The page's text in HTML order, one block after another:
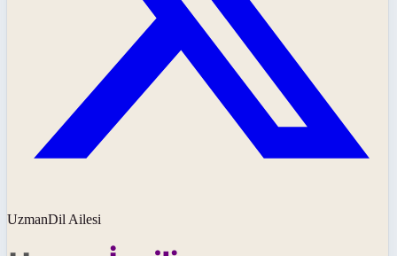
UzmanDil Ailesi